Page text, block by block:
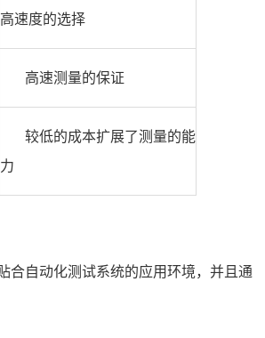
高速度的选择
高速测量的保证
较低的成本扩展了测量的能
力
合自动化测试系统的应用环境，并且通